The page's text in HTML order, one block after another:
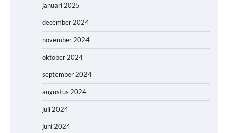
januari 2025
december 2024
november 2024
oktober 2024
september 2024
augustus 2024
juli 2024
juni 2024